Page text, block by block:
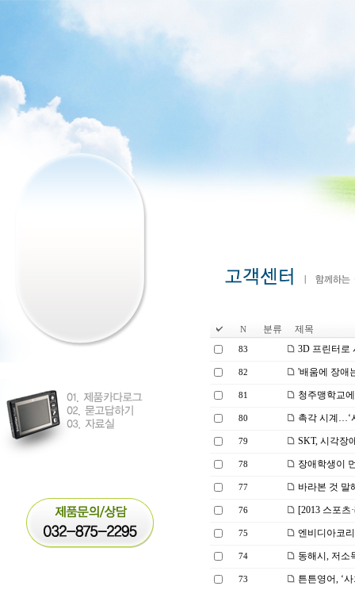
N 분류 제목
83 3D 프린터로
82 '배움에 장애
81 청주맹학교
80 촉각 시계…‘
79 SKT, 시각장
78 장애학생이
77 바라본 것 말
76 [2013 스포
75 엔비디아코
74 동해시, 저소
73 튼튼영어, ‘